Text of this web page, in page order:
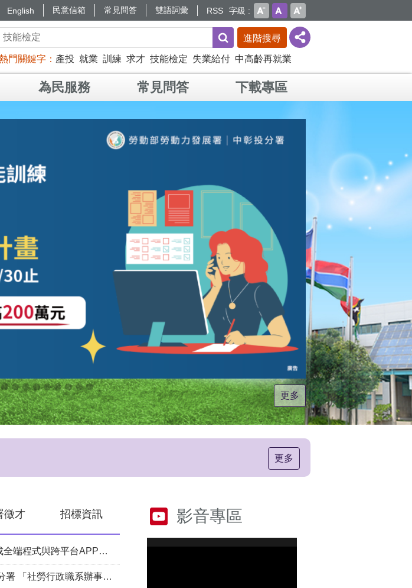
English 民意信箱 常見問答 雙語詞彙 RSS 字級
進階搜尋
門關鍵字 產投 就業 訓練 求才 技能檢定 失業給付 中高齡再就業
為民服務 常見問答 下載專區
更多
更多
徵才 招標資訊
班第2期(臺中)」甄試錄取名單公告。
職系辦事員」職缺1名公開徵才
影音專區